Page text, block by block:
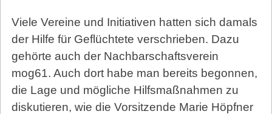
Viele Vereine und Initiativen hatten sich damals
der Hilfe für Geflüchtete verschrieben. Dazu
gehörte auch der Nachbarschaftsverein
mog61. Auch dort habe man bereits begonnen,
die Lage und mögliche Hilfsmaßnahmen zu
diskutieren, wie die Vorsitzende Marie Höpfner